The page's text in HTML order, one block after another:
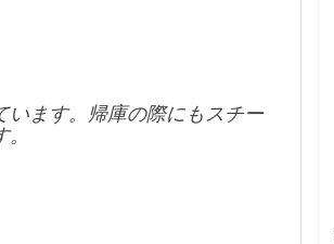
います。帰庫の際にもスチー